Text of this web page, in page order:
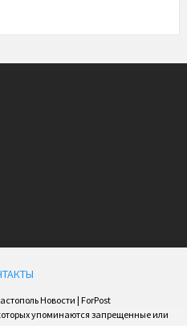
Новости | ForPost
упоминаются запрещенные или